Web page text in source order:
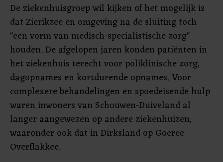
De ziekenhuisgroep wil kijken of het mogelijk is
dat Zierikzee en omgeving na de sluiting toch
"een vorm van medisch-specialistische zorg"
houden. De afgelopen jaren konden patiënten in
het ziekenhuis terecht voor poliklinische zorg,
dagopnames en kortdurende opnames. Voor
complexere behandelingen en spoedeisende hulp
waren inwoners van Schouwen-Duiveland al
langer aangewezen op andere ziekenhuizen,
waaronder ook dat in Dirksland op Goeree-
Overflakkee.